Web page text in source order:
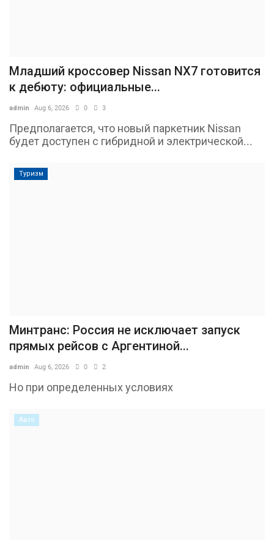
Младший кроссовер Nissan NX7 готовится
к дебюту: официальные...
admin Aug 6, 2026 0 3
Предполагается, что новый паркетник Nissan
будет доступен с гибридной и электрической...
Туризм
Минтранс: Россия не исключает запуск
прямых рейсов с Аргентиной...
admin Aug 6, 2026 0 2
Но при определенных условиях
Авто